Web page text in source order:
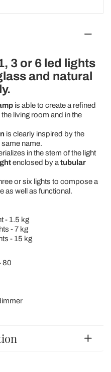
3 or 6 led lights
and natural
is able to create a refined
living room and in the
is clearly inspired by the
name.
in the stem of the light
enclosed by a tubular
or six lights to compose a
as well as functional.
- 1.5 kg
- 7 kg
- 15 kg
80